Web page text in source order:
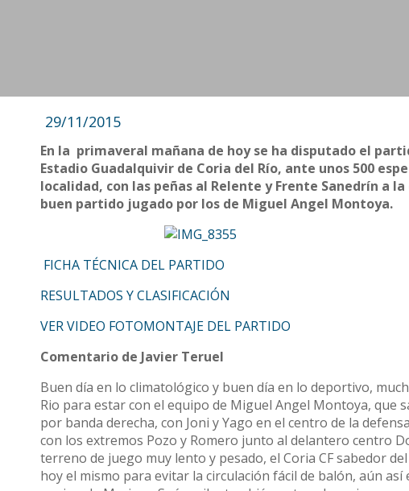
29/11/2015
En la primaveral mañana de hoy se ha disputado el
Estadio Guadalquivir de Coria del Río, ante unos 500
localidad, con las peñas al Relente y Frente Sanedrín a
buen partido jugado por los de Miguel Angel Montoya.
FICHA TÉCNICA DEL PARTIDO
RESULTADOS Y CLASIFICACIÓN
VER VIDEO FOTOMONTAJE DEL PARTIDO
Comentario de Javier Teruel
Buen día en lo climatológico y buen día en lo deportivo,
Rio para estar con el equipo de Miguel Angel Montoya, que
por banda derecha, con Joni y Yago en el centro de la
con los extremos Pozo y Romero junto al delantero centro
terreno de juego muy lento y pesado, el Coria CF sabedor
hoy el mismo para evitar la circulación fácil de balón, aún